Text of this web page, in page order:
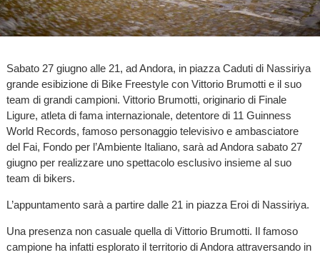
Sabato 27 giugno alle 21, ad Andora, in piazza Caduti di Nassiriya
grande esibizione di Bike Freestyle con Vittorio Brumotti e il suo
team di grandi campioni. Vittorio Brumotti, originario di Finale
Ligure, atleta di fama internazionale, detentore di 11 Guinness
World Records, famoso personaggio televisivo e ambasciatore
del Fai, Fondo per l’Ambiente Italiano, sarà ad Andora sabato 27
giugno per realizzare uno spettacolo esclusivo insieme al suo
team di bikers.
L’appuntamento sarà a partire dalle 21 in piazza Eroi di Nassiriya.
Una presenza non casuale quella di Vittorio Brumotti. Il famoso
campione ha infatti esplorato il territorio di Andora attraversando in